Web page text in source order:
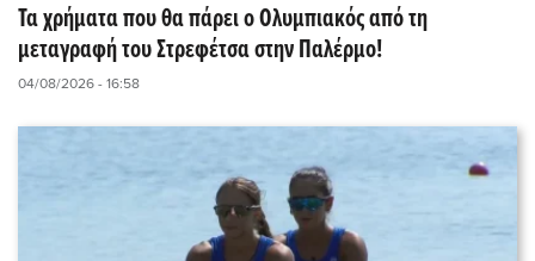
Τα χρήματα που θα πάρει ο Ολυμπιακός από τη
μεταγραφή του Στρεφέτσα στην Παλέρμο!
04/08/2026 - 16:58